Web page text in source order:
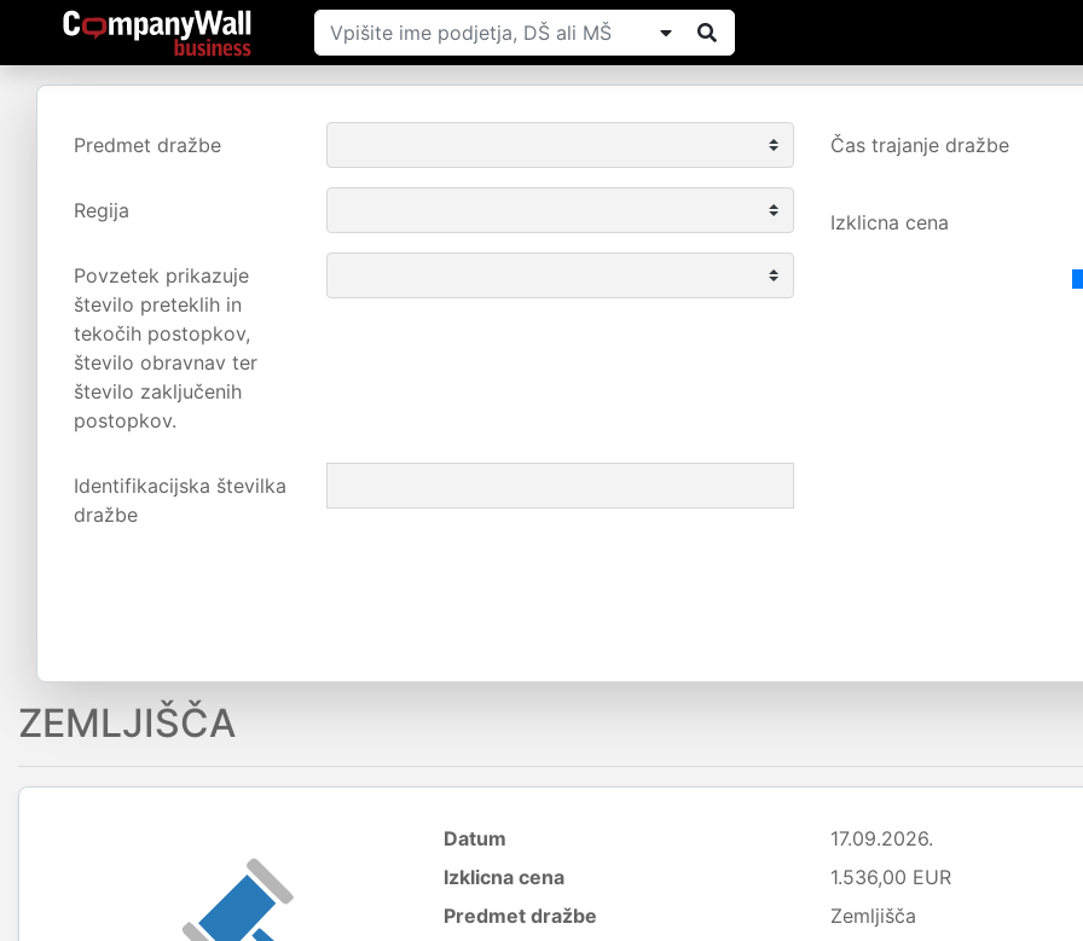
Predmet dražbe
Regija
Povzetek prikazuje
število preteklih in
tekočih postopkov,
število obravnav ter
število zaključenih
postopkov.
Identifikacijska številka
dražbe
Čas trajanje dražbe
Izklicna cena
ZEMLJIŠČA
Datum
17.09.2026.
Izklicna cena
1.536,00 EUR
Predmet dražbe
Zemljišča